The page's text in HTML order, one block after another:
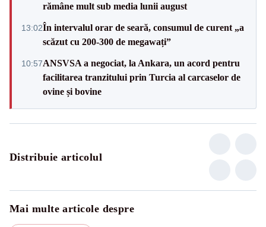
rămâne mult sub media lunii august
13:02În intervalul orar de seară, consumul de curent „a
scăzut cu 200-300 de megawați”
10:57ANSVSA a negociat, la Ankara, un acord pentru
facilitarea tranzitului prin Turcia al carcaselor de
ovine și bovine
Distribuie articolul
Mai multe articole despre